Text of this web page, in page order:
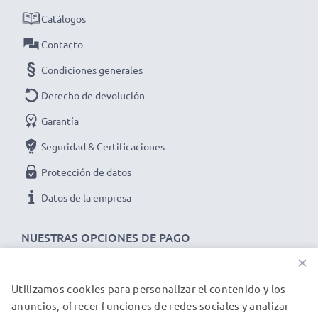
✔ Funcional en temperaturas bajo cero y altas
temperaturas - Especialmente resistente a la
intemperie
✔ Prolonga la vida útil de tu dispositivo - Máxima
potencia y rendimiento para hasta 1000 ciclos de carga
Datos técnicos del battery pack
repuesto para tu teléfono :
Marca:CELLONIC
Voltaje: 3.6V - 3.7V
★ 3 años de garantía ★
NUESTRAS OPCIONES DE PAGO
Catálogos
Contacto
Condiciones generales
Derecho de devolución
Garantía
Seguridad & Certificaciones
Protección de datos
Datos de la empresa
NUESTROS PARTNERS DE ENVÍO
×
Utilizamos cookies para personalizar el contenido y los
anuncios, ofrecer funciones de redes sociales y analizar